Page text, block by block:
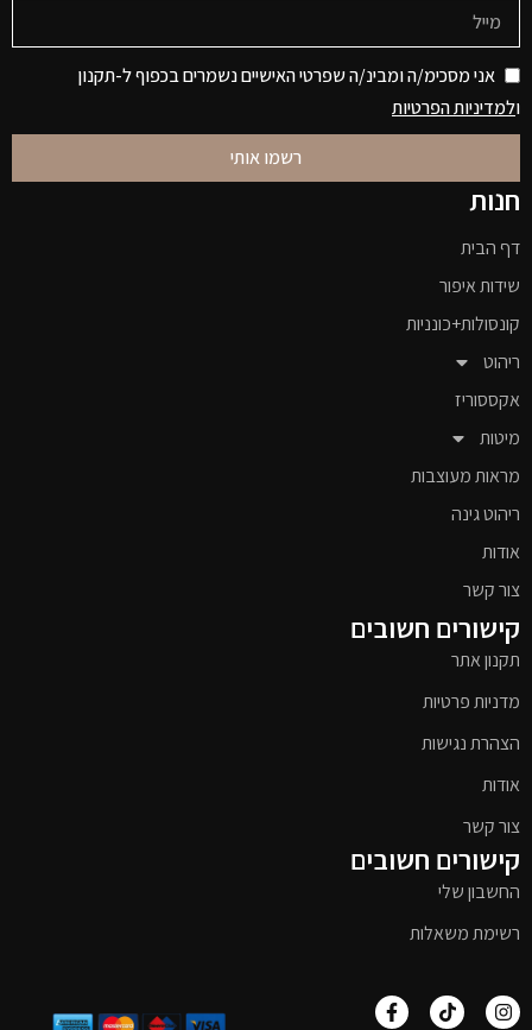
אני מסכימ/ה ומבינ/ה שפרטי האישיים נשמרים בכפוף ל-תקנון
ולמדיניות הפרטיות
רשמו אותי
חנות
דף הבית
שידות איפור
קונסולות+כונניות
ריהוט
אקססוריז
מיטות
מראות מעוצבות
ריהוט גינה
אודות
צור קשר
קישורים חשובים
תקנון אתר
מדניות פרטיות
הצהרת נגישות
אודות
צור קשר
קישורים חשובים
החשבון שלי
רשימת משאלות